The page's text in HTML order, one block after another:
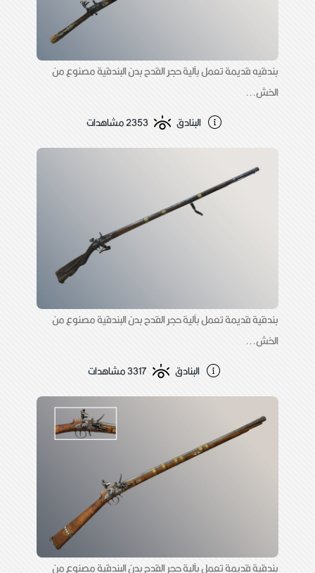
بندقيه قديمة تعمل بآلية حجر القدح بدن البندقية مصنوع من
الخش...
البنادق
2353 مشاهدات
بندقية قديمة تعمل بآلية حجر القدح بدن البندقية مصنوع من
الخش...
البنادق
3317 مشاهدات
بندقية قديمة تعمل بآلية حجر القدح بدن البندقية مصنوع من